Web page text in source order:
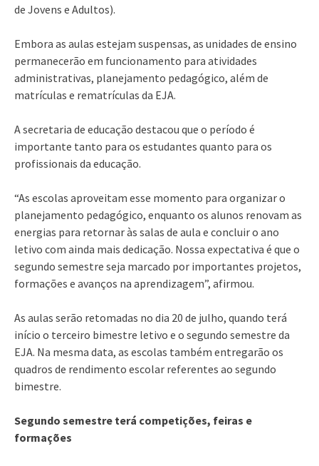
de Jovens e Adultos).
Embora as aulas estejam suspensas, as unidades de ensino
permanecerão em funcionamento para atividades
administrativas, planejamento pedagógico, além de
matrículas e rematrículas da EJA.
A secretaria de educação destacou que o período é
importante tanto para os estudantes quanto para os
profissionais da educação.
“As escolas aproveitam esse momento para organizar o
planejamento pedagógico, enquanto os alunos renovam as
energias para retornar às salas de aula e concluir o ano
letivo com ainda mais dedicação. Nossa expectativa é que o
segundo semestre seja marcado por importantes projetos,
formações e avanços na aprendizagem”, afirmou.
As aulas serão retomadas no dia 20 de julho, quando terá
início o terceiro bimestre letivo e o segundo semestre da
EJA. Na mesma data, as escolas também entregarão os
quadros de rendimento escolar referentes ao segundo
bimestre.
Segundo semestre terá competições, feiras e
formações